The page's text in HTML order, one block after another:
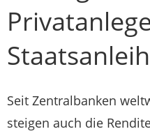
Seit Zentralbanken
steigen auch die